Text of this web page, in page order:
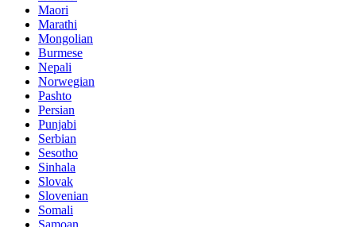
Maori
Marathi
Mongolian
Burmese
Nepali
Norwegian
Pashto
Persian
Punjabi
Serbian
Sesotho
Sinhala
Slovak
Slovenian
Somali
Samoan